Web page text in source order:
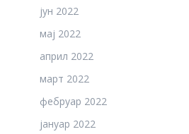
јун 2022
мај 2022
април 2022
март 2022
фебруар 2022
јануар 2022